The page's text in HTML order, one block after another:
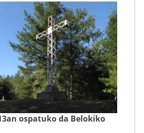
ospatuko da Belokiko